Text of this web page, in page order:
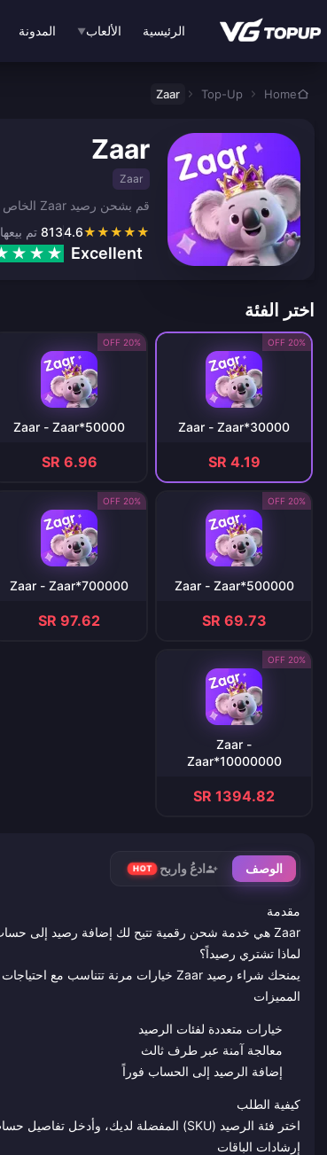
الرئيسية الألعاب▼ المدونة
Home
Top-Up
Zaar
Zaar
Zaar
قم بشحن رصيد Zaar الخاص بك فوراً باستخدام رصيد رقمي آمن لضمان استمرار الترفيه دون انقطاع.
★
★
★
★
★
4.6
813 تم بيعها
Excellent
اختر الفئة
20% OFF
Zaar - Zaar*30000
SR 4.19
20% OFF
Zaar - Zaar*50000
SR 6.96
20% OFF
Zaar - Zaar*500000
SR 69.73
20% OFF
Zaar - Zaar*700000
SR 97.62
20% OFF
Zaar -
Zaar*10000000
SR 1394.82
الوصف ادعُ واربح HOT
مقدمة
Zaar هي خدمة شحن رقمية تتيح لك إضافة رصيد إلى حساب Zaar الخاص بك لضمان استمرار الوصول إلى ميزات الدردشة المباشرة والترفيه.
لماذا تشتري رصيداً؟
يمنحك شراء رصيد Zaar خيارات مرنة تتناسب مع احتياجات استخدامك دون أي انقطاع.
المميزات
خيارات متعددة لفئات الرصيد
معالجة آمنة عبر طرف ثالث
إضافة الرصيد إلى الحساب فوراً
كيفية الطلب
اختر فئة الرصيد (SKU) المفضلة لديك، وأدخل تفاصيل حساب Zaar الخاص بك عند الدفع، وأكمل عملية الشراء.
إرشادات الباقات